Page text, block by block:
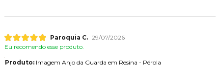
Paroquia C. 29/07/2026
Eu recomendo esse produto.
Produto:Imagem Anjo da Guarda em Resina - Pérola